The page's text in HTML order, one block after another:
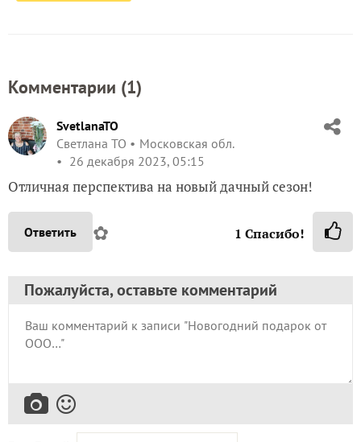
Комментарии (1)
SvetlanaTO
Светлана ТО
Московская обл.
26 декабря 2023, 05:15
Отличная перспектива на новый дачный сезон!
Ответить ✿ 1 Спасибо!
Пожалуйста, оставьте комментарий